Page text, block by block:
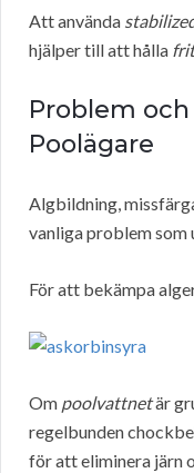
Att använda
hjälper till att hålla
Problem
Poolägare
Algbildning,
vanliga problem som
För att bekämpa
Om poolvattnetär
regelbunden
för att eliminera järn